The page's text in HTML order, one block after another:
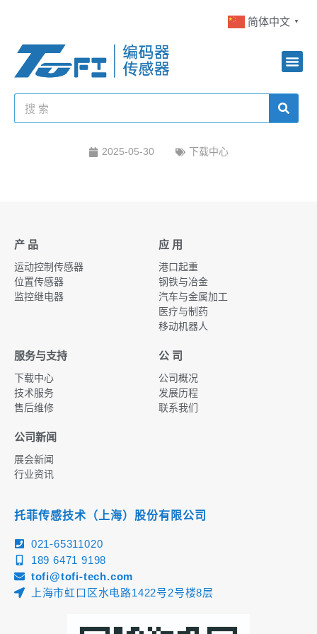
简体中文 ▼
2025-05-30 下载中心
产 品
运动控制传感器
位置传感器
监控继电器
应 用
港口起重
钢铁与冶金
汽车与金属加工
医疗与制药
移动机器人
服务与支持
下载中心
技术服务
售后维修
公 司
公司概况
发展历程
联系我们
公司新闻
展会新闻
行业资讯
托菲传感技术（上海）股份有限公司
021-65311020
189 6471 9198
tofi@tofi-tech.com
上海市虹口区水电路1422号2号楼8层